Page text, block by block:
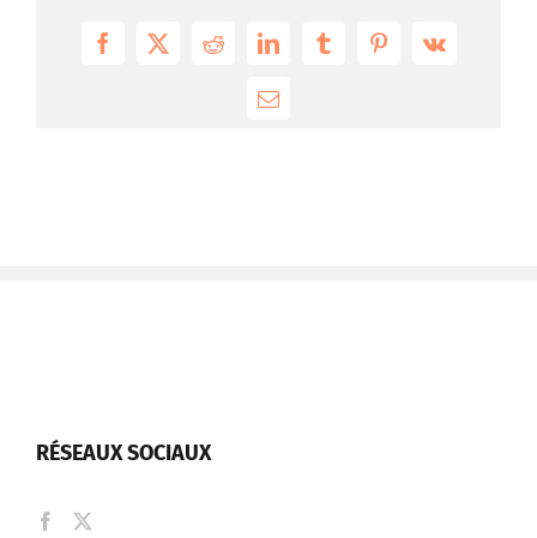
Facebook
X RedditLinkedInTumblrPinterest
Vk
Email
RÉSEAUX SOCIAUX